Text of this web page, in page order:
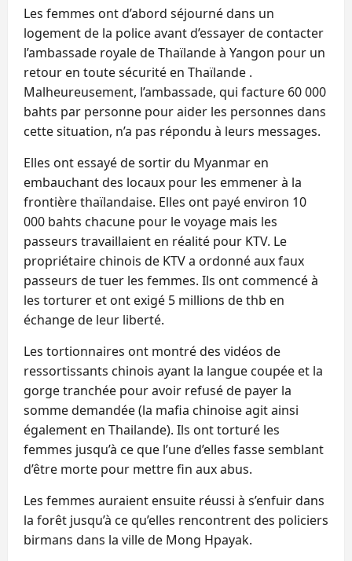
Les femmes ont d’abord séjourné dans un
logement de la police avant d’essayer de contacter
l’ambassade royale de Thaïlande à Yangon pour un
retour en toute sécurité en Thaïlande .
Malheureusement, l’ambassade, qui facture 60 000
bahts par personne pour aider les personnes dans
cette situation, n’a pas répondu à leurs messages.
Elles ont essayé de sortir du Myanmar en
embauchant des locaux pour les emmener à la
frontière thaïlandaise. Elles ont payé environ 10
000 bahts chacune pour le voyage mais les
passeurs travaillaient en réalité pour KTV. Le
propriétaire chinois de KTV a ordonné aux faux
passeurs de tuer les femmes. Ils ont commencé à
les torturer et ont exigé 5 millions de thb en
échange de leur liberté.
Les tortionnaires ont montré des vidéos de
ressortissants chinois ayant la langue coupée et la
gorge tranchée pour avoir refusé de payer la
somme demandée (la mafia chinoise agit ainsi
également en Thailande). Ils ont torturé les
femmes jusqu’à ce que l’une d’elles fasse semblant
d’être morte pour mettre fin aux abus.
Les femmes auraient ensuite réussi à s’enfuir dans
la forêt jusqu’à ce qu’elles rencontrent des policiers
birmans dans la ville de Mong Hpayak.